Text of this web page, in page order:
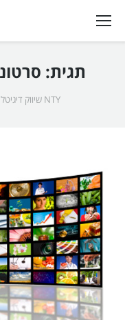
תגית:
NTY שיווק דיגיטלי